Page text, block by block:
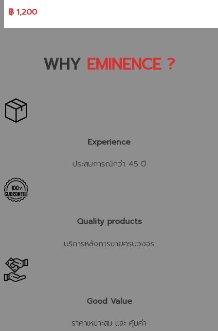
฿1,200
WHY EMINENCE ?
Experience
ประสบการณ์กว่า 45 ปี
Quality products
บริการหลังการขายครบวงจร
Good Value
ราคาเหมาะสม และ คุ้มค่า